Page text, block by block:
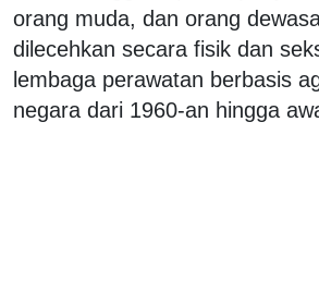
orang muda, dan orang
dilecehkan secara fisik dan
lembaga perawatan berbasis
negara dari 1960-an hingga